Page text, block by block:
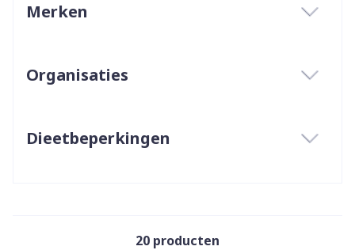
Merken
Organisaties
Dieetbeperkingen
20 producten